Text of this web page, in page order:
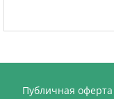
Публичная